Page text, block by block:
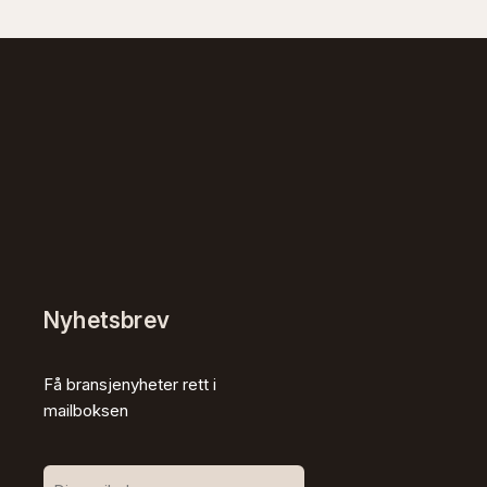
Nyhetsbrev
Få bransjenyheter rett i
mailboksen